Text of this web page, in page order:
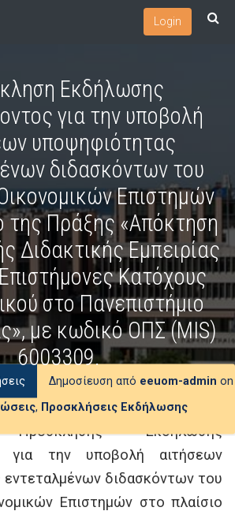
Login
Εκδήλωσης
για την υποβολή
υποψηφιότητας
διδασκόντων του
Επιστημών
της Πράξης «Απόκτηση
Διδακτικής Εμπειρίας
Κατόχους
στο Πανεπιστήμιο
με κωδικό ΟΠΣ (MIS)
6003309.
Δημοσίευση από eeuom-admin on
, Προσκλήσεις Εκδήλωσης
Πρόσκλησης Εκδήλωσης
για την υποβολή αιτήσεων
διδασκόντων του
Επιστημών στο πλαίσιο